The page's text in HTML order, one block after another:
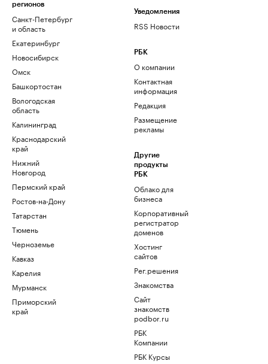
регионов
Санкт-Петербург
и область
Екатеринбург
Новосибирск
Омск
Башкортостан
Вологодская
область
Калининград
Краснодарский
край
Нижний
Новгород
Пермский край
Ростов-на-Дону
Татарстан
Тюмень
Черноземье
Кавказ
Карелия
Мурманск
Приморский
край
Уведомления
RSS Новости
РБК
О компании
Контактная
информация
Редакция
Размещение
рекламы
Другие
продукты
РБК
Облако для
бизнеса
Корпоративный
регистратор
доменов
Хостинг
сайтов
Рег.решения
Знакомства
Сайт
знакомств
podbor.ru
РБК
Компании
РБК Курсы